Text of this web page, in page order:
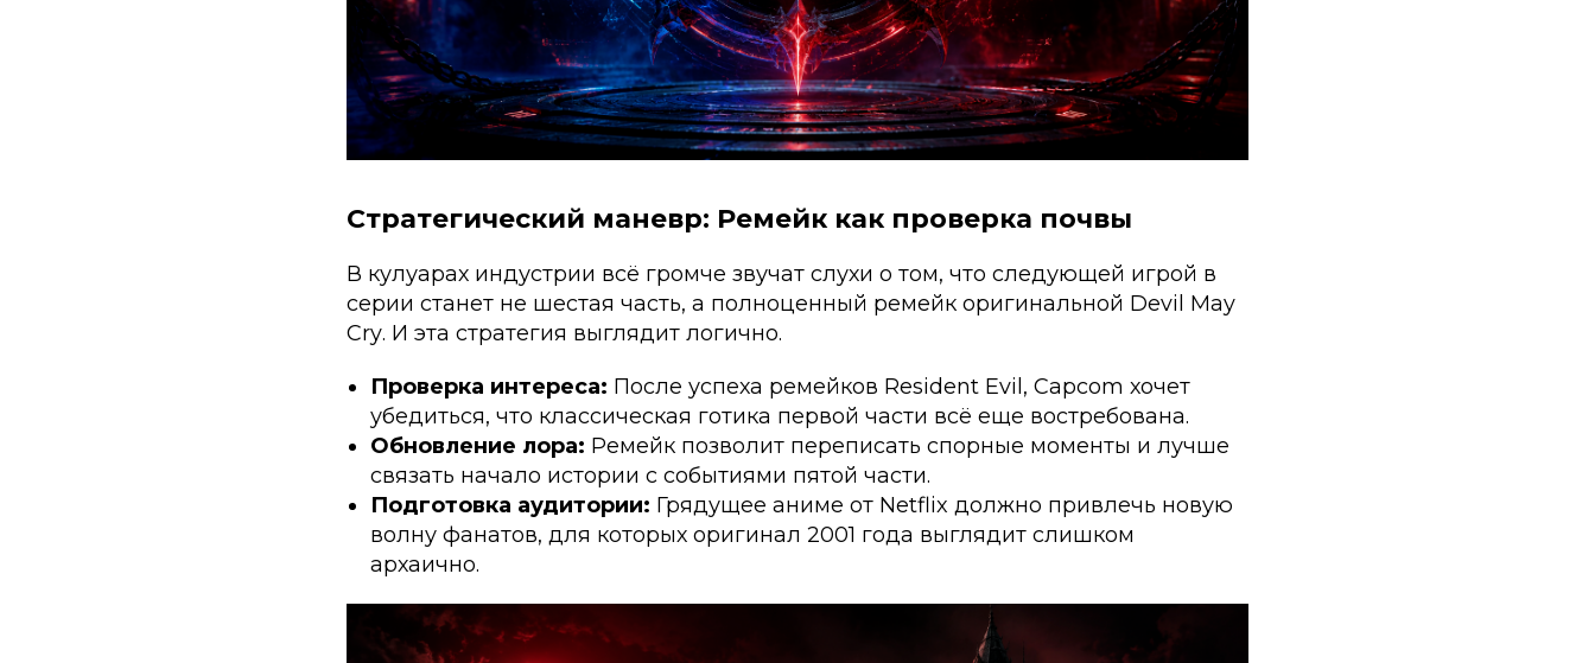
Стратегический маневр: Ремейк как проверка почвы
В кулуарах индустрии всё громче звучат слухи о том, что следующей игрой в
серии станет не шестая часть, а полноценный ремейк оригинальной Devil May
Cry. И эта стратегия выглядит логично.
Проверка интереса: После успеха ремейков Resident Evil, Capcom хочет
убедиться, что классическая готика первой части всё еще востребована.
Обновление лора: Ремейк позволит переписать спорные моменты и лучше
связать начало истории с событиями пятой части.
Подготовка аудитории: Грядущее аниме от Netflix должно привлечь новую
волну фанатов, для которых оригинал 2001 года выглядит слишком
архаично.